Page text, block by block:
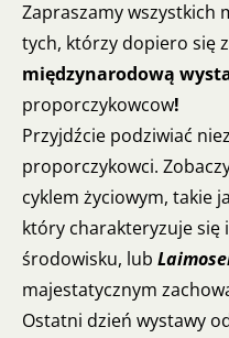
Zapraszamy wszystkich
tych, którzy dopiero się
międzynarodową
proporczykowcow!
Przyjdźcie podziwiać
proporczykowci.
cyklem życiowym, takie
który charakteryzuje
środowisku, lub
majestatycznym
Ostatni dzień wystawy